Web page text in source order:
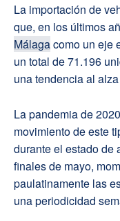
La importación de
que, en los últimos
Málagacomo un eje
un total de 71.196
una tendencia al
La pandemia de
movimiento de este
durante el estado de
finales de mayo,
paulatinamente las
una periodicidad